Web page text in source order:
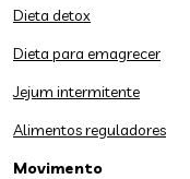
Dieta detox
Dieta para emagrecer
Jejum intermitente
Alimentos reguladores
Movimento